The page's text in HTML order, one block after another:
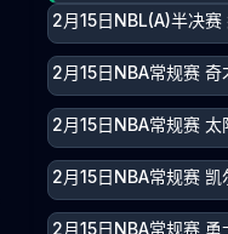
2月15日NBL(A)半决
2月15日NBA常规赛
2月15日NBA常规赛
2月15日NBA常规赛
2月15日NBA常规赛